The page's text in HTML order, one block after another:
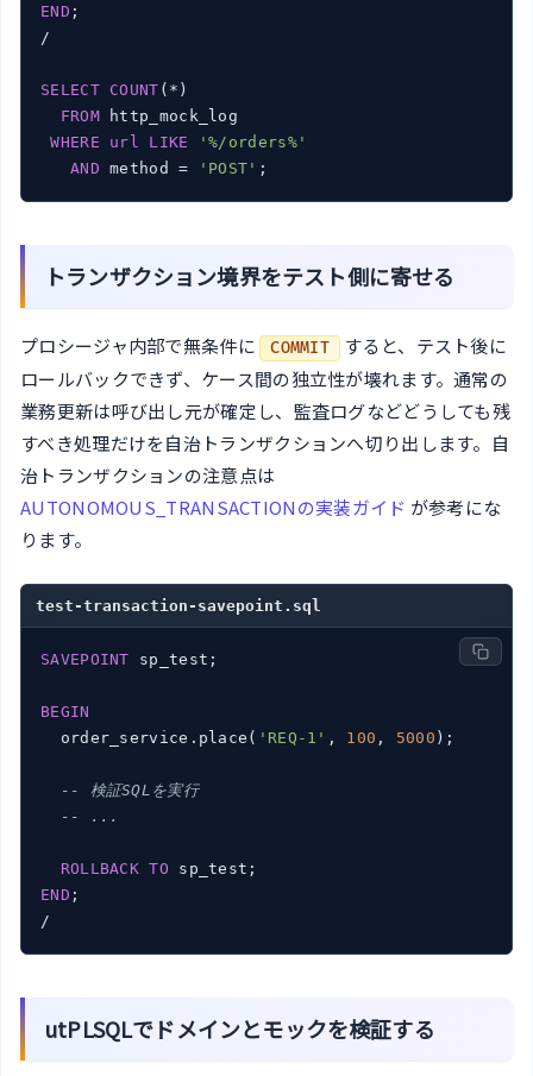
END ;
/
SELECT COUNT (*)
FROM http_mock_log
WHERE
url LIKE
'%/orders%'
AND method = 'POST' ;
トランザクション境界をテスト側に寄せる
プロシージャ内部で無条件に COMMIT
すると、テスト後に
ロールバックできず、ケース間の独立性が壊れます。通常の
業務更新は呼び出し元が確定し、監査ログなどどうしても残
すべき処理だけを自治トランザクションへ切り出します。自
治トランザクションの注意点は
AUTONOMOUS_TRANSACTIONの実装ガイド が参考にな
ります。
test-transaction-savepoint.sql
SAVEPOINT sp_test;
BEGIN
  order_service.place(
'REQ-1' , 100 , 5000 );
-- 検証SQLを実行
-- ...
ROLLBACK TO
END ;
/
utPLSQLでドメインとモックを検証する